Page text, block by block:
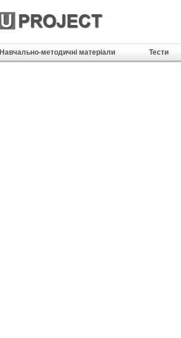
Навчально-методичні матеріали Тести